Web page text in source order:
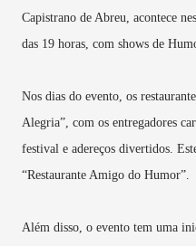
Capistrano de Abreu, acontece
das 19 horas, com shows de
Nos dias do evento, os
Alegria”, com os entregadores
festival e adereços divertidos.
“Restaurante Amigo do Humor”.
Além disso, o evento tem uma